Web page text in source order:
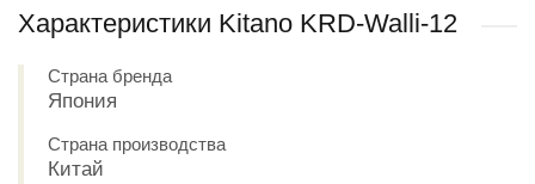
Характеристики Kitano KRD-Walli-12
Страна бренда
Япония
Страна производства
Китай